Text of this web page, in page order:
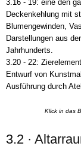
3.16 - 19: eine den
Deckenkehlung mit
Blumengewinden,
Darstellungen aus
Jahrhunderts.
3.20 - 22:
Entwurf von
Ausführung durch
Klick in das
3.2 ·